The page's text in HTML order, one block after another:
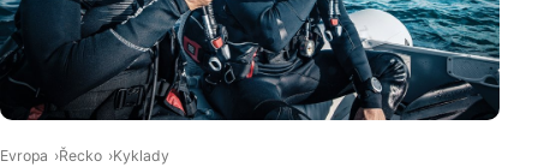
Evropa Řecko Kyklady